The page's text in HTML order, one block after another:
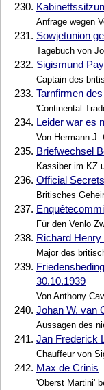
230.
Anfrage wegen
231. Sowjetunion
Tagebuch von
232. Sigismund
Captain des
233. Tarnfirmen
'Continental
234. Leider war es
Von Hermann J.
235. Briefwechsel
Kassiber im KZ
236. Official
Britisches
237.
Für den Venlo
238. Richard Henry
Major des
239.
30.10.1939
Von Anthony
240. Johan W. van
Aussagen des
241. Jan Frederick
Chauffeur von
242. Max de Crinis
'Oberst Martini'